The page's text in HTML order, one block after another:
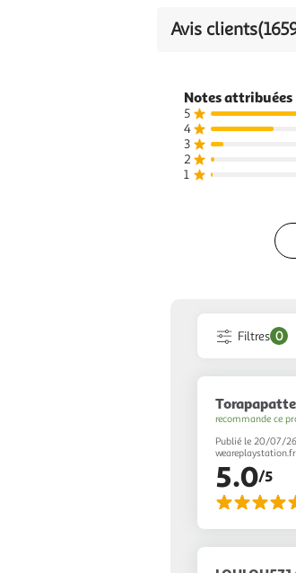
Avis clients
Notes attribuées
5
4
3
2
1
Filtres 0
Torapapatte
recommande ce
Publié le 20/07/
weareplaystation.fr
5.0/5